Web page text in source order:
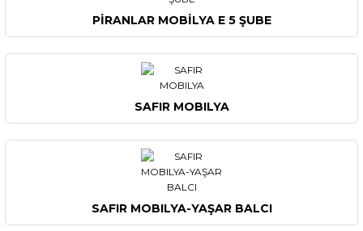
PİRANLAR MOBİLYA E 5 ŞUBE
SAFIR MOBILYA
SAFIR MOBILYA-YAŞAR BALCI